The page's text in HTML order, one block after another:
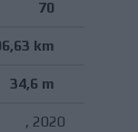
70
km
34,6 m
, 2020